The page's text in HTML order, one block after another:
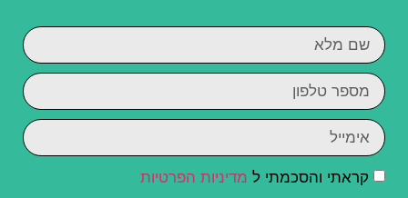
קראתי והסכמתי ל מדיניות הפרטיות